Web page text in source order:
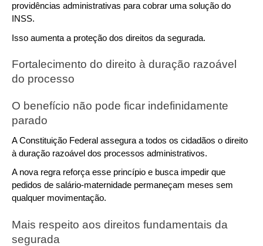
providências administrativas para cobrar uma solução do
INSS.
Isso aumenta a proteção dos direitos da segurada.
Fortalecimento do direito à duração razoável
do processo
O benefício não pode ficar indefinidamente
parado
A Constituição Federal assegura a todos os cidadãos o direito
à duração razoável dos processos administrativos.
A nova regra reforça esse princípio e busca impedir que
pedidos de salário-maternidade permaneçam meses sem
qualquer movimentação.
Mais respeito aos direitos fundamentais da
segurada